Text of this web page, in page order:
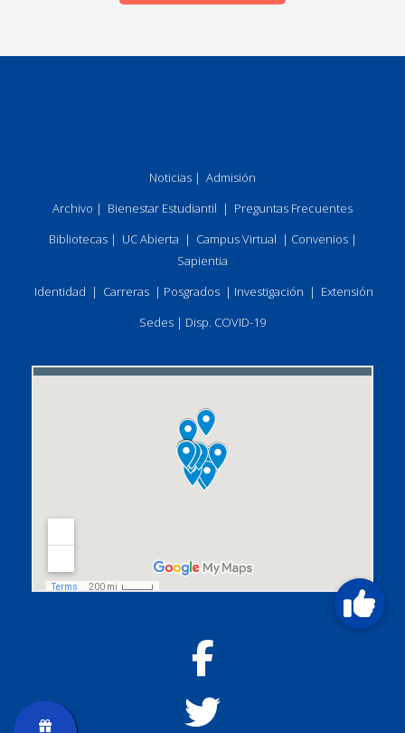
Noticias | Admisión
Archivo | Bienestar Estudiantil | Preguntas Frecuentes
Bibliotecas| UC Abierta | Campus Virtual | Convenios|
Sapientia
Identidad | Carreras | Posgrados | Investigación | Extensión
Sedes | Disp. COVID-19